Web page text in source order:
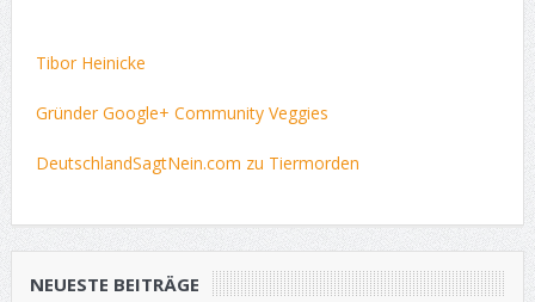
Tibor Heinicke
Gründer Google+ Community Veggies
DeutschlandSagtNein.com zu Tiermorden
NEUESTE BEITRÄGE